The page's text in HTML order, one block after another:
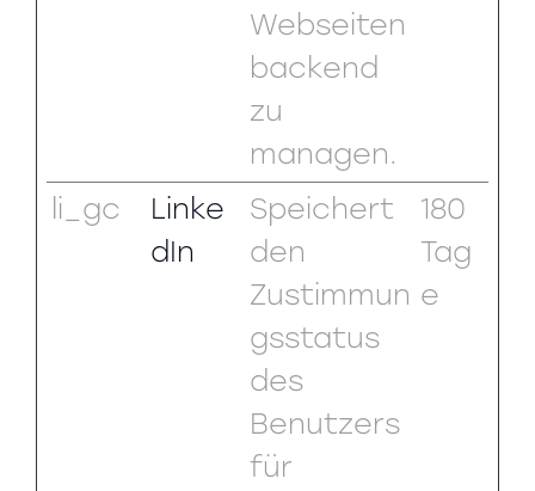
Webseiten
backend
zu
managen.
li_gc
Linke
dIn
Speichert
den
Zustimmun
gsstatus
des
Benutzers
für
180
Tag
e